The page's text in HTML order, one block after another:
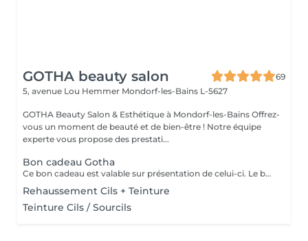
GOTHA beauty salon
69
5, avenue Lou Hemmer Mondorf-les-Bains L-5627
GOTHA Beauty Salon & Esthétique à Mondorf-les-Bains Offrez-
vous un moment de beauté et de bien-être ! Notre équipe
experte vous propose des prestati...
Bon cadeau Gotha
Ce bon cadeau est valable sur présentation de celui-ci. Le bénéficiaire pourra librement choisir les prestations de son choix, selon ses envies et ses besoins, dans la limite du montant indiqué. Les bons cadeaux sont valables pendant une durée d’un an à compter de leur date d’émission. Pour les entreprises et les professionnels, nous proposons également des bons cadeaux personnalisés, préparés sur demande et disponibles au retrait directement au salon.
Rehaussement Cils + Teinture
Teinture Cils / Sourcils